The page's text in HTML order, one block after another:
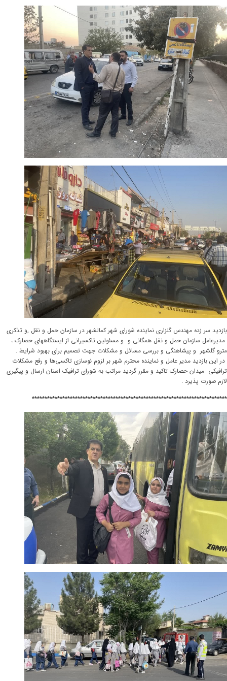
بازدید سر زده مهندس گلزاری نماینده شورای شهر کمالشهر در سازمان حمل و نقل ,و تذکری
مدیرعامل سازمان حمل و نقل همگانی و و مسئولین تاکسیرانی از ایستگاههای حصارک ،
مترو گلشهر و پیشاهنگی و بررسی مسائل و مشکلات جهت تصمیم برای بهبود شرایط .
در این بازدید مدیر عامل و نماینده محترم شهر بر لزوم نوسازی تاکسی‌ها و رفع مشکلات
ترافیکی میدان حصارک تاکید و مقرر گردید مراتب به شورای ترافیک استان ارسال و پیگیری
لازم صورت پذیرد .
*****************************************************************************